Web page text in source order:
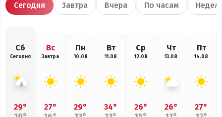
Сегодня Завтра Вчера По часам
Сб
Сегодня
29°
Вс
Завтра
27°
Пн
10.08
29°
Вт
11.08
34°
Ср
12.08
26°
Чт
13.08
26°
Пт
14.08
27°